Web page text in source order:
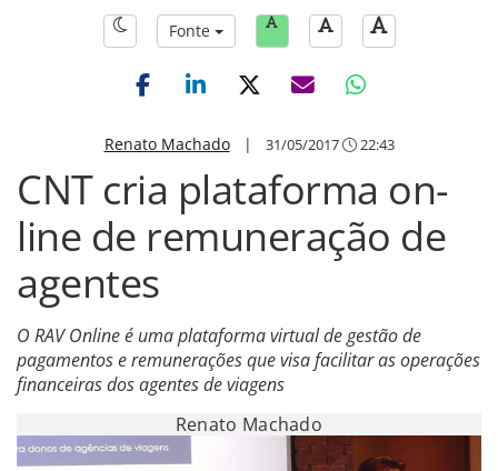
Fonte
Renato Machado| 31/05/2017 22:43
CNT cria plataforma on-
line de remuneração de
agentes
O RAV Online é uma plataforma virtual de gestão de
pagamentos e remunerações que visa facilitar as operações
financeiras dos agentes de viagens
Renato Machado